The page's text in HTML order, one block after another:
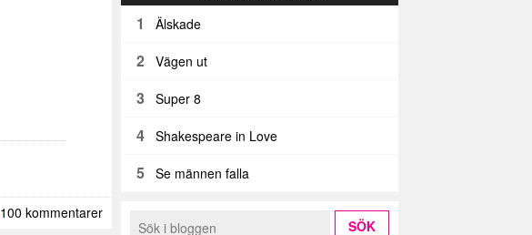
100 kommentarer
1 Älskade
2 Vägen ut
3 Super 8
4 Shakespeare in Love
5 Se männen falla